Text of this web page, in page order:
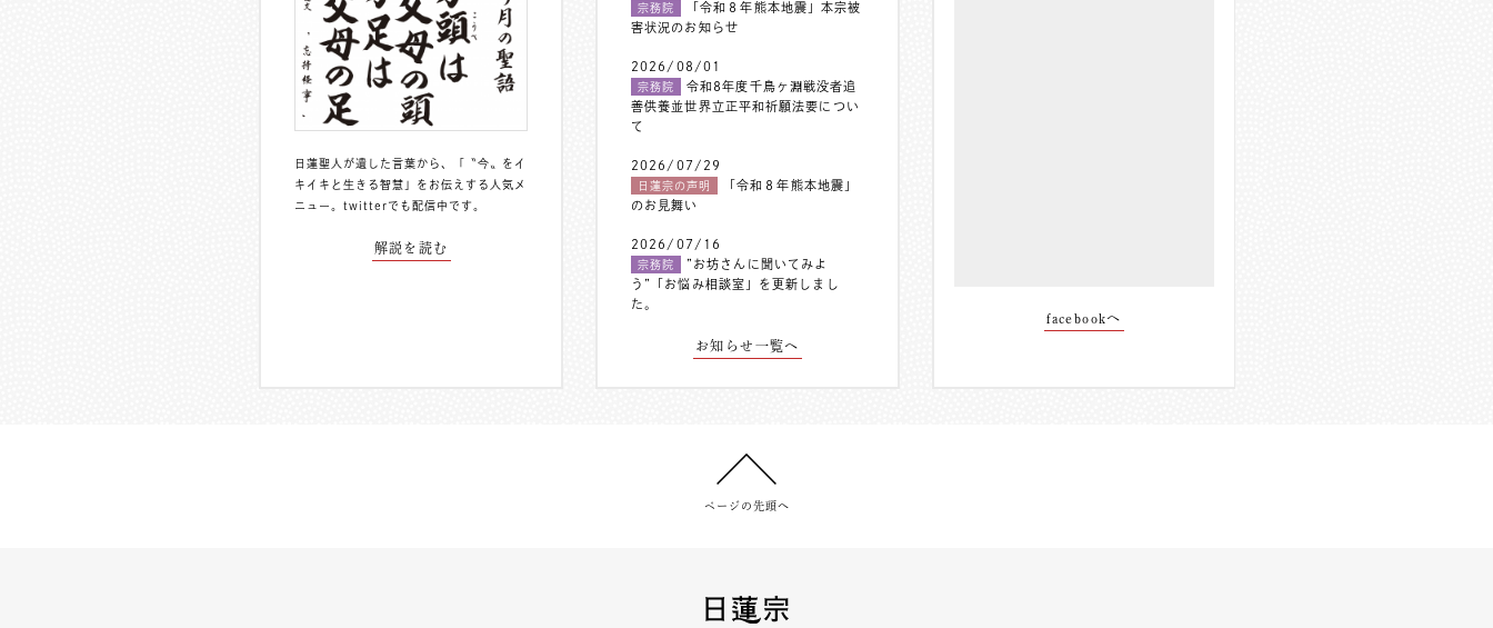
日蓮聖人が遺した言葉から、「〝今〟をイ
キイキと生きる智慧」をお伝えする人気メ
ニュー。 twitterでも配信中 です。
解説を読む
宗務院
「令和８年熊本地震」本宗被
害状況のお知らせ
2026/08/01
宗務院
令和8年度千鳥ヶ淵戦没者追
善供養並世界立正平和祈願法要につい
て
2026/07/29
日蓮宗の声明
「令和８年熊本地震」
のお見舞い
2026/07/16
宗務院
”お坊さんに聞いてみよ
う”「お悩み相談室」を更新しまし
た。
お知らせ一覧へ
facebookへ
ページの先頭へ